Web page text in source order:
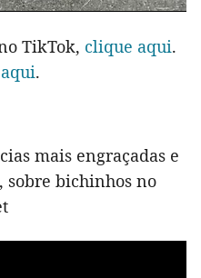
TikTok, clique aqui.
.
mais engraçadas e
sobre bichinhos no